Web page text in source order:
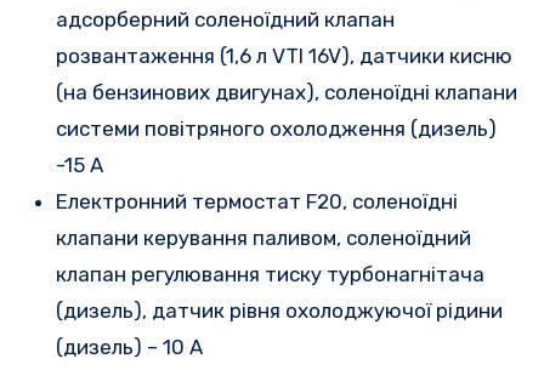
адсорберний соленоїдний клапан
розвантаження (1,6 л VTI 16V), датчики кисню
(на бензинових двигунах), соленоїдні клапани
системи повітряного охолодження (дизель)
-15 А
Електронний термостат F20, соленоїдні
клапани керування паливом, соленоїдний
клапан регулювання тиску турбонагнітача
(дизель), датчик рівня охолоджуючої рідини
(дизель) – 10 А